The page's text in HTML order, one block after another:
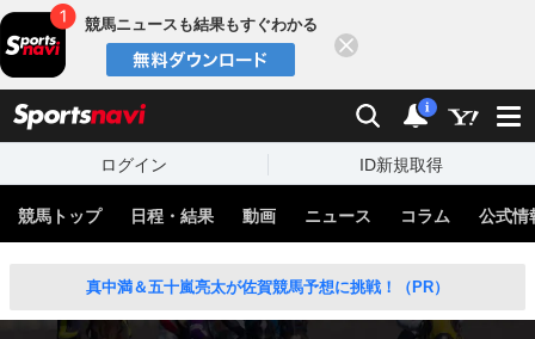
競馬ニュースも結果もすぐわかる
検索 通知
i
ログイン ID新規取得
競馬トップ 日程・結果 動画 ニュース コラム 公式情
真中満＆五十嵐亮太が佐賀競馬予想に挑戦！（PR）